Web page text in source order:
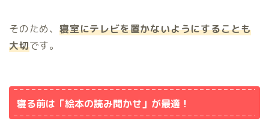
そのため、 寝室にテレビを置かないようにすることも
大切です。
寝る前は「絵本の読み聞かせ」が最適！